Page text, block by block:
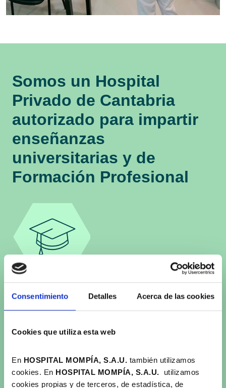
Consentimiento Detalles Acerca de las cookies
Cookies que utiliza esta web
En HOSPITAL MOMPÍA, S.A.U. también utilizamos
cookies. En HOSPITAL MOMPÍA, S.A.U. utilizamos
cookies propias y de terceros, de estadística, de
Somos un Hospital
Privado de Cantabria
autorizado para impartir
enseñanzas
universitarias y de
Formación Profesional
Por este motivo, trabajamos de forma constante para
sanitaria, facilitando al estudiante una formación
el mundo laboral.
Hemos logrado posicionarnos como un referente en